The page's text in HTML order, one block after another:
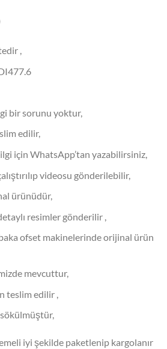
,
bir sorunu yoktur,
edilir,
için WhatsApp’tan yazabilirsiniz,
videosu gönderilebilir,
ürünüdür,
resimler gönderilir ,
ofset makinelerinde orijinal ürün
mevcuttur,
teslim edilir ,
iyi şekilde paketlenip kargolanır